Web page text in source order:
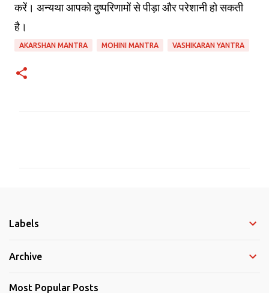
करें। अन्यथा आपको दुष्परिणामों से पीड़ा और परेशानी हो सकती
है।
AKARSHAN MANTRA MOHINI MANTRA VASHIKARAN YANTRA
n
s
Labels
Archive
Most Popular Posts